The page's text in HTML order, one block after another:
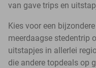
van gave trips en
Kies voor een
meerdaagse stedentrip
uitstapjes in allerlei
die andere topdeals op